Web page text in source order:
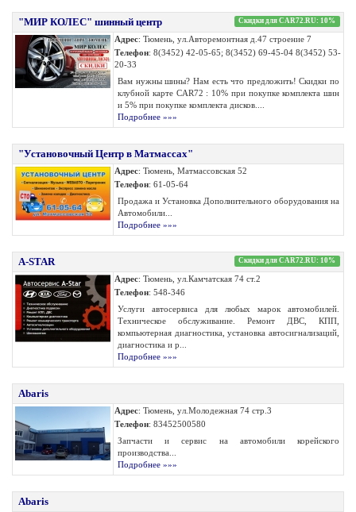
"МИР КОЛЕС" шинный центр Скидки для CAR72.RU: 10%
Адрес: Тюмень, ул.Авторемонтная д.47 строение 7
Телефон: 8(3452) 42-05-65; 8(3452) 69-45-04 8(3452) 53-
20-33
Вам нужны шины? Нам есть что предложить! Скидки по
клубной карте CAR72 : 10% при покупке комплекта шин
и 5% при покупке комплекта дисков....
Подробнее »»»
"Установочный Центр в Матмассах"
Адрес: Тюмень, Матмассовская 52
Телефон: 61-05-64
Продажа и Установка Дополнительного оборудования на
Автомобили...
Подробнее »»»
A-STAR Скидки для CAR72.RU: 10%
Адрес: Тюмень, ул.Камчатская 74 ст.2
Телефон: 548-346
Услуги автосервиса для любых марок автомобилей.
Техническое обслуживание. Ремонт ДВС, КПП,
компьютерная диагностика, установка автосигнализаций,
диагностика и р...
Подробнее »»»
Abaris
Адрес: Тюмень, ул.Молодежная 74 стр.3
Телефон: 83452500580
Запчасти и сервис на автомобили корейского
производства...
Подробнее »»»
Abaris